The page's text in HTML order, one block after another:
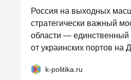
Россия на выходных
стратегически важный
области —
от украинских портов на
k-politika.ru